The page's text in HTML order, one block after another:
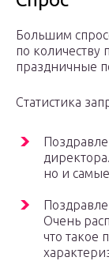
Большим
по количеству
праздничные
Статистика
но и
Очень
что такое